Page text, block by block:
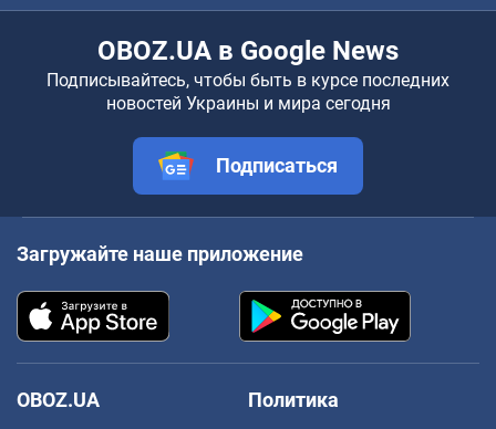
OBOZ.UA в Google News
Подписывайтесь, чтобы быть в курсе последних
новостей Украины и мира сегодня
Подписаться
Загружайте наше приложение
OBOZ.UA
Политика